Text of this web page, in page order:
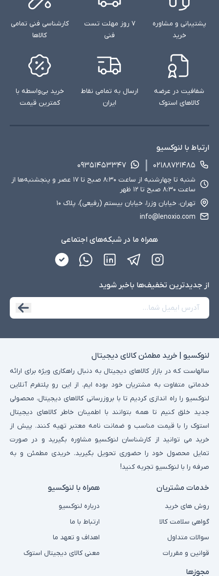
پشتیبانی و مشاوره
خرید
۷ روز مهلت تست
فنی
کارشناسی فنی تمامی
کالاها
شفافیت در عرضه
کالاهای استوک
ارسال به تمامی نقاط
ایران
خرید بی‌واسطه با
کمترین قیمت
ارتباط با لنوکسیو
۰۲۱۸۸۷۲۱۴۸۵
۰۹۳۵۱۴۵۳۳۴۷
شنبه تا چهارشنبه از ساعت ۸:۳۰ صبح تا ۱۷ عصر و پنجشنبه‌ها از
ساعت ۸:۳۰ صبح تا ۱۲ ظهر
تهران، خیابان وزرا، خیابان بیستم (رفیعی)، پلاک ۱۰
info@lenoxio.com
همراه ما در شبکه‌های اجتماعی
از جدید‌ترین تخفیف‌ها با‌خبر شوید
لنوکسیو | خرید مطمئن کالای دیجیتال
سالهاست که در بازار کالاهای دیجیتال به دنبال راهکاری ویژه برای ارائه
خدماتی متفاوت به مشتریان خود بوده ایم. از این رو پلتفرم آنلاین
لنوکسیو را راه اندازی کردیم تا با بروزرسانی کالاهای دیجیتال، محصولی
جدید خلق کنیم تا همه بتوانند با اطمینان خاطر کالاهای دیجیتال
استوک را با قیمت مناسب و ضمانت نامه معتبر تهیه کنند. پیش از
خرید می توانید از کارشناسان لنوکسیو مشاوره بگیرید و در صورت
تمایل محصول خود را حضوری تحویل بگیرید. خریدی مطمئن و به
صرفه را با لنوکسیو تجربه کنید!
خدمات مشتریان
روش های خرید
گواهی سلامت کالا
سوالات متداول
قوانین و مقررات
همراه با لنوکسیو
درباره لنوکسیو
ارتباط با ما
اهداف و تعهد ما
معنی کالای دیجیتال استوک
مجوزها